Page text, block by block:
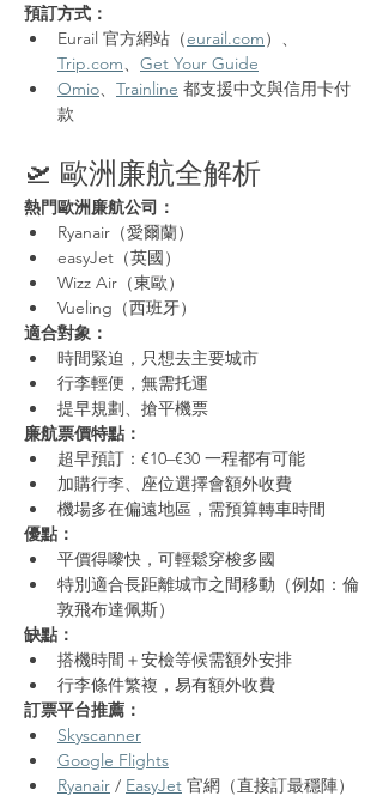
預訂方式：
Eurail 官方網站（eurail.com）、
Trip.com、 Get Your Guide
Omio、 Trainline 都支援中文與信用卡付
款
🛫 歐洲廉航全解析
熱門歐洲廉航公司：
Ryanair（愛爾蘭）
easyJet（英國）
Wizz Air（東歐）
Vueling（西班牙）
適合對象：
時間緊迫，只想去主要城市
行李輕便，無需托運
提早規劃、搶平機票
廉航票價特點：
超早預訂：€10–€30 一程都有可能
加購行李、座位選擇會額外收費
機場多在偏遠地區，需預算轉車時間
優點：
平價得嚟快，可輕鬆穿梭多國
特別適合長距離城市之間移動（例如：倫
敦飛布達佩斯）
缺點：
搭機時間＋安檢等候需額外安排
行李條件繁複，易有額外收費
訂票平台推薦：
Skyscanner
Google Flights
Ryanair / EasyJet 官網（直接訂最穩陣）